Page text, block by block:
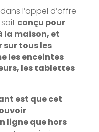
l’appel d’offre
soit conçu pour
la maison, et
sur tous les
les enceintes
les tablettes
est que cet
ligne que hors